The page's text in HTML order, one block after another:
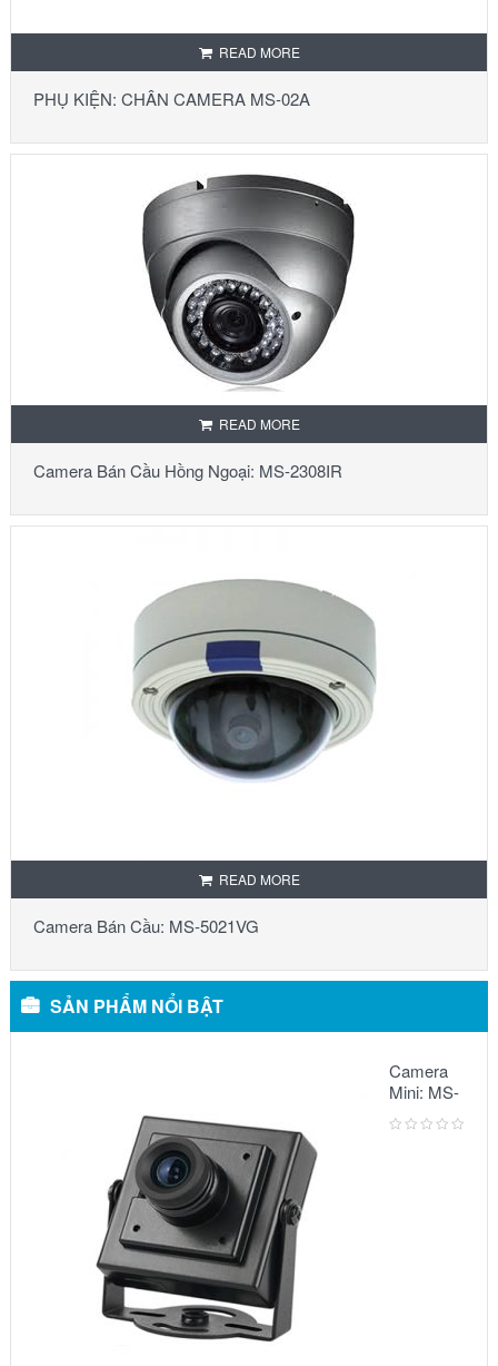
READ MORE
PHỤ KIỆN: CHÂN CAMERA MS-02A
READ MORE
Camera Bán Cầu Hồng Ngoại: MS-2308IR
READ MORE
Camera Bán Cầu: MS-5021VG
SẢN PHẨM NỔI BẬT
Camera
Mini: MS-
5068